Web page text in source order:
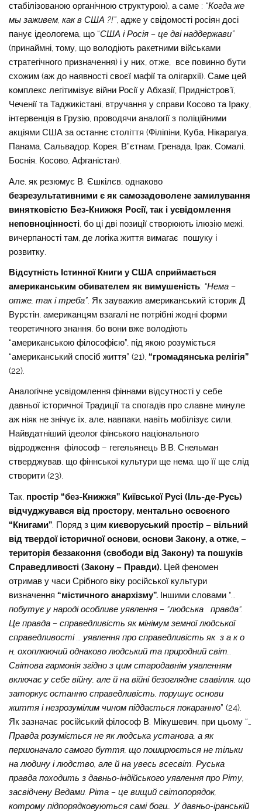
стабілізованою органічною структурою), а саме : “Когда же
мы заживем, как в США ?!”, адже у свідомості росіян досі
панує ідеологема, що “США і Росія – це дві наддержави”
(принаймні, тому, що володіють ракетними військами
стратегічного призначення) і у них, отже, все повинно бути
схожим (аж до наявності своєї мафії та олігархії). Саме цей
комплекс легітимізує війни Росії у Абхазії, Придністров’ї,
Чеченії та Таджикістані, втручання у справи Косово та Іраку,
інтервенція в Грузію, проводячи аналогії з поліційними
акціями США за останнє століття (Філіпіни, Куба, Нікарагуа,
Панама, Сальвадор, Корея, В”єтнам, Гренада, Ірак, Сомалі,
Боснія, Косово, Афганістан).
Але, як резюмує В. Єшкілєв, однаково
безрезультативними є як самозадоволене замилування
винятковістю Без-Книжжя Росії, так і усвідомлення
неповноцінності , бо ці дві позиції створюють ілюзію межі,
вичерпаності там, де логіка життя вимагає пошуку і
розвитку.
Відсутність Істинної Книги у США сприймається
американським обивателем як вимушеність: “Нема –
отже, так і треба”. Як зауважив американський історик Д.
Вурстін, американцям взагалі не потрібні жодні форми
теоретичного знання, бо вони вже володіють
“американською філософією”, під якою розуміється
“американський спосіб життя” (21), “громадянська релігія”
(22).
Аналогічне усвідомлення фіннами відсутності у себе
давньої історичної Традиції та спогадів про славне минуле
аж ніяк не знічує їх, але, навпаки, навіть мобілізує сили.
Найвдатніший ідеолог фінського національного
відродження філософ – гегельянець В.В. Снельман
стверджував, що фіннської культури ще нема, що її ще слід
створити (23).
Так, простір “без-Книжжя” Київської Русі (Іль-де-Русь)
відчуджувався від простору, ментально освоєного
“Книгами”. Поряд з цим києворуський простір – вільний
від твердої історичної основи, основи Закону, а отже, –
територія беззаконня (свободи від Закону) та пошуків
Справедливості (Закону – Правди). Цей феномен
отримав у часи Срібного віку російської культури
визначення“містичного анархізму”. Іншими словами “…
побутує у народі особливе уявлення – “людська правда“.
Це правда – справедливість як мінімум земної людської
справедливості … уявлення про справедливість як з а к о
н, охоплюючий однаково людський та природний світ…
Світова гармонія згідно з цим стародавнім уявленням
включає у себе війну, але й на війні безоглядне свавілля, що
заторкує останню справедливість, порушує основи
життя і незрозумілим чином піддається покаранню” (24).
Як зазначає російський філософ В. Мікушевич, при цьому “…
Правда розуміється не як людська установа, а як
першоначало самого буття, що поширюється не тільки
на людину і людство, але й на увесь всесвіт. Руська
правда походить з давньо-індійського уявлення про Ріту,
засвідчену Ведами. Ріта – це вищий світопорядок,
котрому підпорядковуються самі боги… У давньо-іранській